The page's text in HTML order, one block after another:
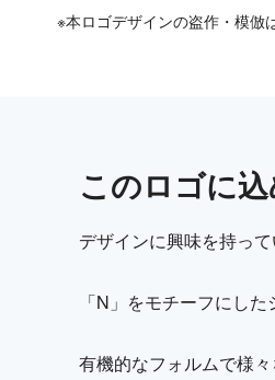
※本ロゴデザインの盗作・模倣
このロゴに
デザインに興味を持っ
「N」をモチーフにした
有機的なフォルムで様